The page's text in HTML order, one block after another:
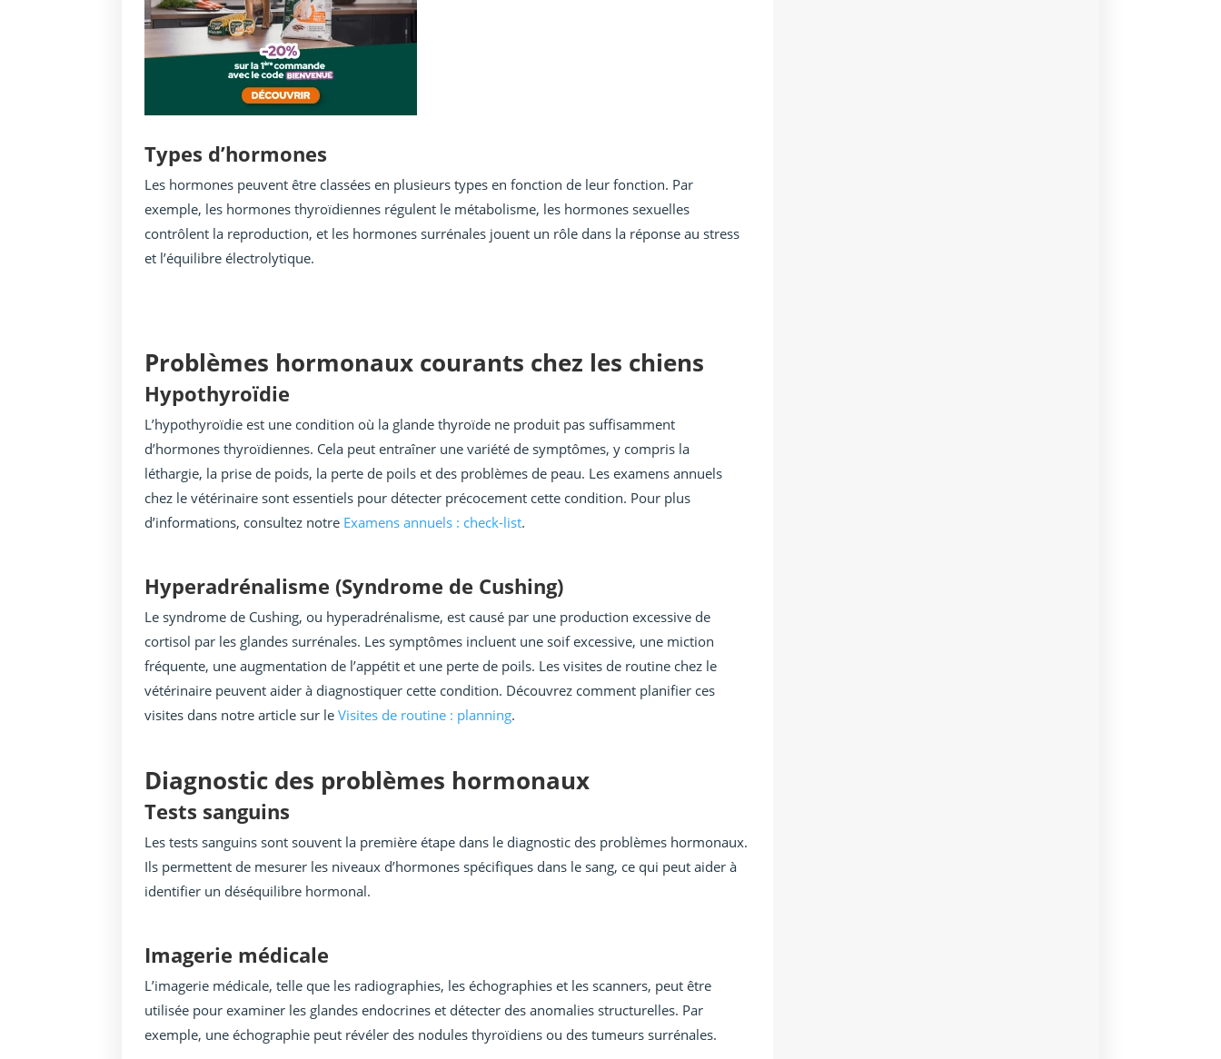
Types d’hormones
Les hormones peuvent être classées en plusieurs types en fonction de leur fonction. Par
exemple, les hormones thyroïdiennes régulent le métabolisme, les hormones sexuelles
contrôlent la reproduction, et les hormones surrénales jouent un rôle dans la réponse au stress
et l’équilibre électrolytique.
Problèmes hormonaux courants chez les chiens
Hypothyroïdie
L’hypothyroïdie est une condition où la glande thyroïde ne produit pas suffisamment
d’hormones thyroïdiennes. Cela peut entraîner une variété de symptômes, y compris la
léthargie, la prise de poids, la perte de poils et des problèmes de peau. Les examens annuels
chez le vétérinaire sont essentiels pour détecter précocement cette condition. Pour plus
d’informations, consultez notre Examens annuels : check-list.
Hyperadrénalisme (Syndrome de Cushing)
Le syndrome de Cushing, ou hyperadrénalisme, est causé par une production excessive de
cortisol par les glandes surrénales. Les symptômes incluent une soif excessive, une miction
fréquente, une augmentation de l’appétit et une perte de poils. Les visites de routine chez le
vétérinaire peuvent aider à diagnostiquer cette condition. Découvrez comment planifier ces
visites dans notre article sur leVisites de routine : planning.
Diagnostic des problèmes hormonaux
Tests sanguins
Les tests sanguins sont souvent la première étape dans le diagnostic des problèmes hormonaux.
Ils permettent de mesurer les niveaux d’hormones spécifiques dans le sang, ce qui peut aider à
identifier un déséquilibre hormonal.
Imagerie médicale
L’imagerie médicale, telle que les radiographies, les échographies et les scanners, peut être
utilisée pour examiner les glandes endocrines et détecter des anomalies structurelles. Par
exemple, une échographie peut révéler des nodules thyroïdiens ou des tumeurs surrénales.